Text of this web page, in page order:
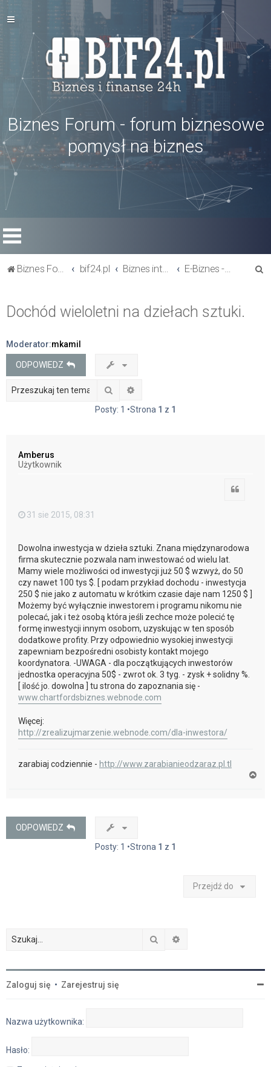
Biznes Forum - forum biznesowe
pomysł na biznes
Biznes Forum bif24.pl Biznes internetowy - zarabianie w internecie E-Biznes - porady, informacje
Dochód wieloletni na dziełach sztuki.
Moderator:mkamil
ODPOWIEDZ
Szukaj
Posty: 1 •Strona 1 z 1
Amberus
Użytkownik
31 sie 2015, 08:31
Dowolna inwestycja w dzieła sztuki. Znana międzynarodowa
firma skutecznie pozwala nam inwestować od wielu lat.
Mamy wiele możliwości od inwestycji już 50 $ wzwyż, do 50
czy nawet 100 tys $. [ podam przykład dochodu - inwestycja
250 $ nie jako z automatu w krótkim czasie daje nam 1250 $ ]
Możemy być wyłącznie inwestorem i programu nikomu nie
polecać, jak i też osobą która jeśli zechce może polecić tę
formę inwestycji innym osobom, uzyskując w ten sposób
dodatkowe profity. Przy odpowiednio wysokiej inwestycji
zapewniam bezpośredni osobisty kontakt mojego
koordynatora. -UWAGA - dla początkujących inwestorów
jednostka operacyjna 50$ - zwrot ok. 3 tyg. - zysk + solidny %.
[ ilość jo. dowolna ] tu strona do zapoznania się -
www.chartfordsbiznes.webnode.com
Więcej:
http://zrealizujmarzenie.webnode.com/dla-inwestora/
zarabiaj codziennie - http://www.zarabianieodzaraz.pl.tl
ODPOWIEDZ
Posty: 1 •Strona 1 z 1
Przejdź do
Szukaj
Zaloguj się • Zarejestruj się
Nazwa użytkownika:
Hasło: